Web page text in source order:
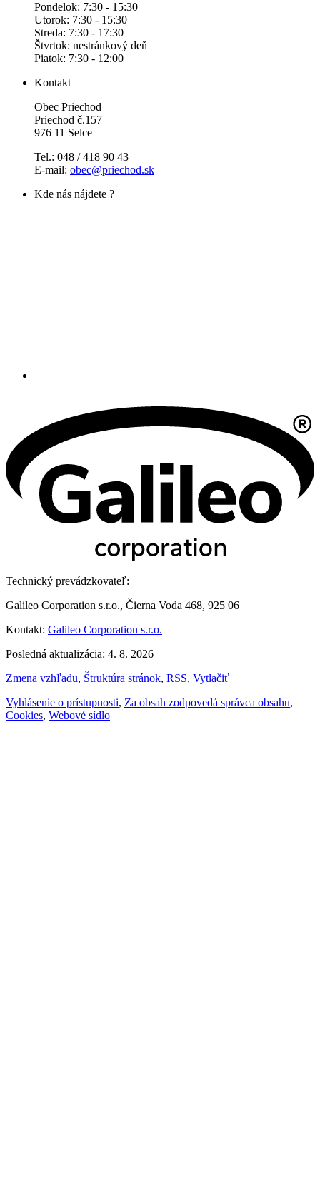
Pondelok: 7:30 - 15:30
Utorok: 7:30 - 15:30
Streda: 7:30 - 17:30
Štvrtok: nestránkový deň
Piatok: 7:30 - 12:00
Kontakt
Obec Priechod
Priechod č.157
976 11 Selce
Tel.: 048 / 418 90 43
E-mail: obec@priechod.sk
Kde nás nájdete ?
Technický prevádzkovateľ:
Galileo Corporation s.r.o., Čierna Voda 468, 925 06
Kontakt: Galileo Corporation s.r.o.
Posledná aktualizácia: 4. 8. 2026
Zmena vzhľadu, Štruktúra stránok, RSS, Vytlačiť
Vyhlásenie o prístupnosti, Za obsah zodpovedá správca obsahu,
Cookies, Webové sídlo